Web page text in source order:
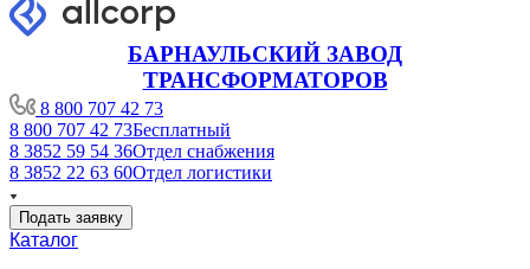
БАРНАУЛЬСКИЙ ЗАВОД
ТРАНСФОРМАТОРОВ
8 800 707 42 73
8 800 707 42 73Бесплатный
8 3852 59 54 36Отдел снабжения
8 3852 22 63 60Отдел логистики
Подать заявку
Каталог